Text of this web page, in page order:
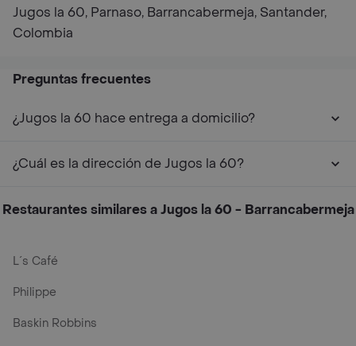
Jugos la 60, Parnaso, Barrancabermeja, Santander,
Colombia
Preguntas frecuentes
¿Jugos la 60 hace entrega a domicilio?
¿Cuál es la dirección de Jugos la 60?
Restaurantes similares a Jugos la 60 - Barrancabermeja
L´s Café
Philippe
Baskin Robbins